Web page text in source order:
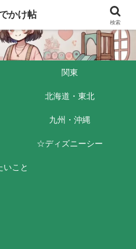
関東
北海道・東北
九州・沖縄
☆ディズニーシー
いこと
かけ帖
検索